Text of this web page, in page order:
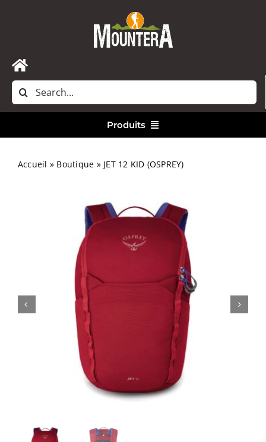
Toggle
Navigation
Accueil
Rechercher:
Produits
Bivouac
Escalade / Alpinisme
Accueil » Boutique » JET 12 KID (OSPREY)